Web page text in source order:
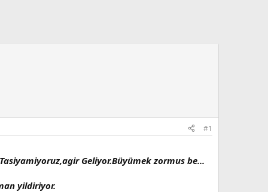
#1
Geliyor.Büyümek zormus be...
yildiriyor.